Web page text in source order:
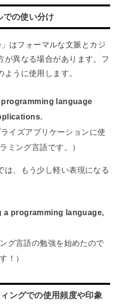
での使い分け
はフォーマルな文脈とカジ
が異なる場合があります。フ
うに使用します。
language
イズアプリケーションに使
ミング言語です。）
は、もう少し軽い表現になる
a programming language,
グ言語の勉強を始めたので
！）
ングでの使用頻度や印象